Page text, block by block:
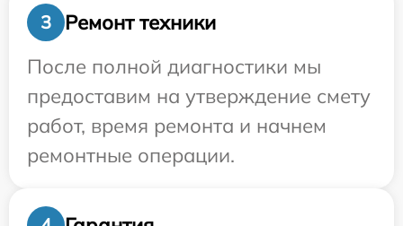
3
Ремонт техники
После полной диагностики мы
предоставим на утверждение смету
работ, время ремонта и начнем
ремонтные операции.